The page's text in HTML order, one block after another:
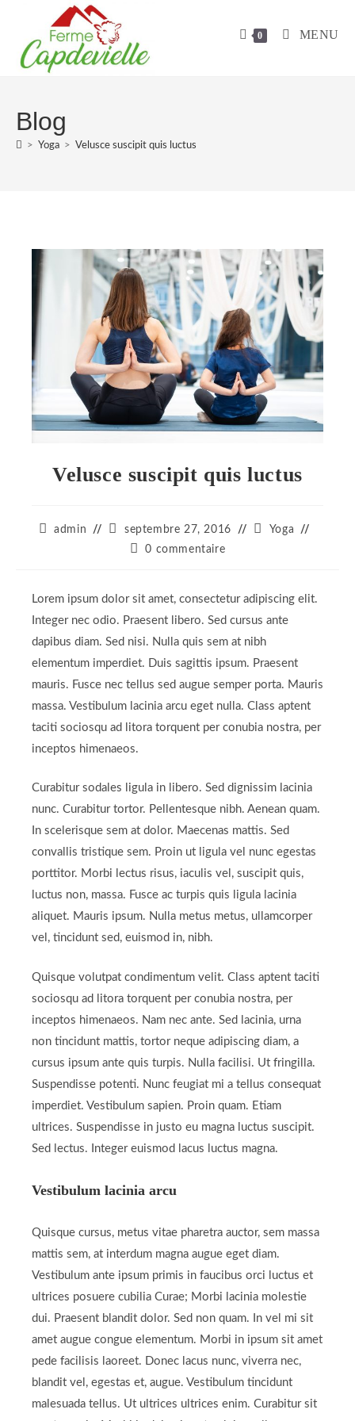
content
0 MENU
Blog
> Yoga > Velusce suscipit quis luctus
Velusce suscipit quis luctus
Auteur/autrice
admin
Publication
publiée :
septembre 27, 2016
PostYoga
Commentaires
publication :
0 commentaire
Lorem ipsum dolor sit amet, consectetur adipiscing elit.
Integer nec odio. Praesent libero. Sed cursus ante
dapibus diam. Sed nisi. Nulla quis sem at nibh
elementum imperdiet. Duis sagittis ipsum. Praesent
mauris. Fusce nec tellus sed augue semper porta. Mauris
massa. Vestibulum lacinia arcu eget nulla. Class aptent
taciti sociosqu ad litora torquent per conubia nostra, per
inceptos himenaeos.
Curabitur sodales ligula in libero. Sed dignissim lacinia
nunc. Curabitur tortor. Pellentesque nibh. Aenean quam.
In scelerisque sem at dolor. Maecenas mattis. Sed
convallis tristique sem. Proin ut ligula vel nunc egestas
porttitor. Morbi lectus risus, iaculis vel, suscipit quis,
luctus non, massa. Fusce ac turpis quis ligula lacinia
aliquet. Mauris ipsum. Nulla metus metus, ullamcorper
vel, tincidunt sed, euismod in, nibh.
Quisque volutpat condimentum velit. Class aptent taciti
sociosqu ad litora torquent per conubia nostra, per
inceptos himenaeos. Nam nec ante. Sed lacinia, urna
non tincidunt mattis, tortor neque adipiscing diam, a
cursus ipsum ante quis turpis. Nulla facilisi. Ut fringilla.
Suspendisse potenti. Nunc feugiat mi a tellus consequat
imperdiet. Vestibulum sapien. Proin quam. Etiam
ultrices. Suspendisse in justo eu magna luctus suscipit.
Sed lectus. Integer euismod lacus luctus magna.
Vestibulum lacinia arcu
Quisque cursus, metus vitae pharetra auctor, sem massa
mattis sem, at interdum magna augue eget diam.
Vestibulum ante ipsum primis in faucibus orci luctus et
ultrices posuere cubilia Curae; Morbi lacinia molestie
dui. Praesent blandit dolor. Sed non quam. In vel mi sit
amet augue congue elementum. Morbi in ipsum sit amet
pede facilisis laoreet. Donec lacus nunc, viverra nec,
blandit vel, egestas et, augue. Vestibulum tincidunt
malesuada tellus. Ut ultrices ultrices enim. Curabitur sit